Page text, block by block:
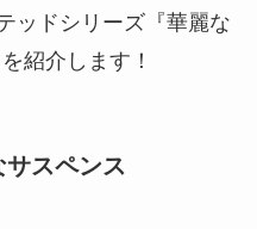
ッドシリーズ『華麗な
紹介します！
スペンス